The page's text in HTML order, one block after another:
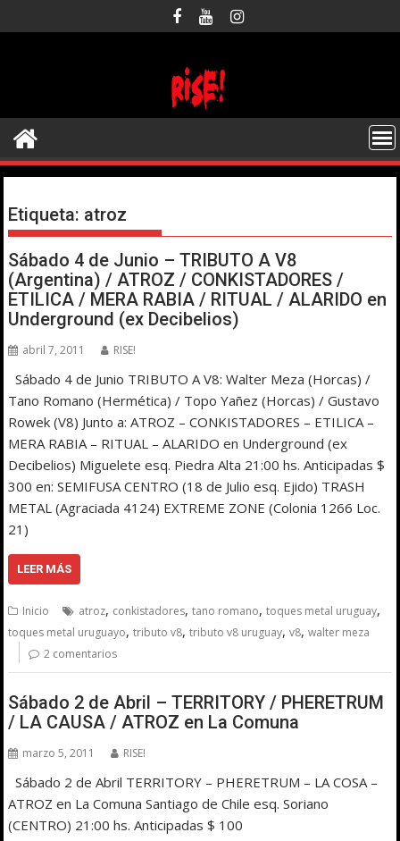
al
Etiqueta: atroz
Sábado 4 de Junio – TRIBUTO A V8
(Argentina) / ATROZ / CONKISTADORES /
ETILICA / MERA RABIA / RITUAL / ALARIDO en
Underground (ex Decibelios)
abril 7, 2011 RISE!
Sábado 4 de Junio TRIBUTO A V8: Walter Meza (Horcas) /
Tano Romano (Hermética) / Topo Yañez (Horcas) / Gustavo
Rowek (V8) Junto a: ATROZ – CONKISTADORES – ETILICA –
MERA RABIA – RITUAL – ALARIDO en Underground (ex
Decibelios) Miguelete esq. Piedra Alta 21:00 hs. Anticipadas $
300 en: SEMIFUSA CENTRO (18 de Julio esq. Ejido) TRASH
METAL (Agraciada 4124) EXTREME ZONE (Colonia 1266 Loc.
21)
LEER MÁS
Inicio atroz, conkistadores,tano romano,toques metal uruguay,
toques metal uruguayo,tributo v8,tributo v8 uruguay,v8,walter meza
2 comentarios
Sábado 2 de Abril – TERRITORY / PHERETRUM
/ LA CAUSA / ATROZ en La Comuna
marzo 5, 2011 RISE!
Sábado 2 de Abril TERRITORY – PHERETRUM – LA COSA –
ATROZ en La Comuna Santiago de Chile esq. Soriano
(CENTRO) 21:00 hs. Anticipadas $ 100